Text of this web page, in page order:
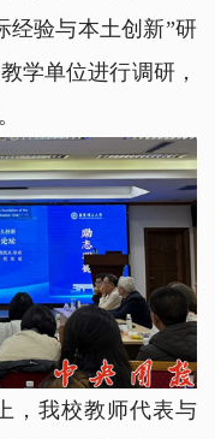
经验与本土创新”研
学单位进行调研，
我校教师代表与